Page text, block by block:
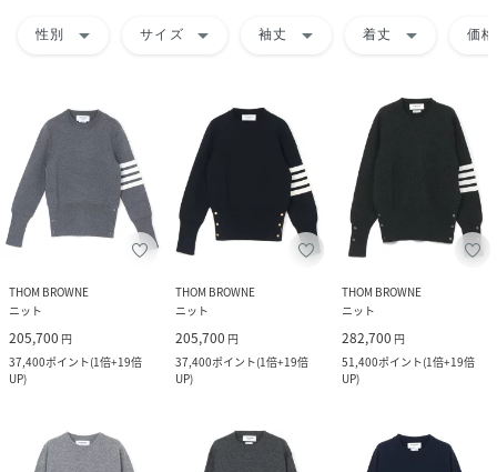
性別 arrow_drop_down サイズ arrow_drop_down 袖丈 arrow_drop_down 着丈 arrow_drop_down 価格
THOM BROWNE
ニット
205,700 円
37,400ポイント(1倍+19倍
UP)
THOM BROWNE
ニット
205,700 円
37,400ポイント(1倍+19倍
UP)
THOM BROWNE
ニット
282,700 円
51,400ポイント(1倍+19倍
UP)